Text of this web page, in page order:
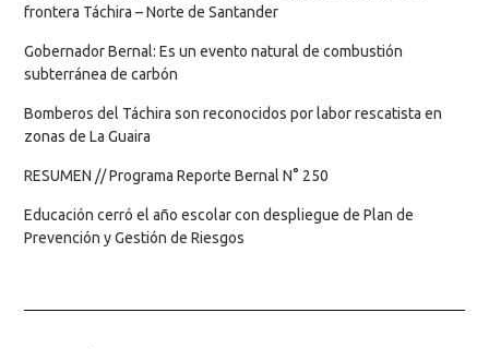
frontera Táchira – Norte de Santander
Gobernador Bernal: Es un evento natural de combustión
subterránea de carbón
Bomberos del Táchira son reconocidos por labor rescatista en
zonas de La Guaira
RESUMEN // Programa Reporte Bernal N° 250
Educación cerró el año escolar con despliegue de Plan de
Prevención y Gestión de Riesgos